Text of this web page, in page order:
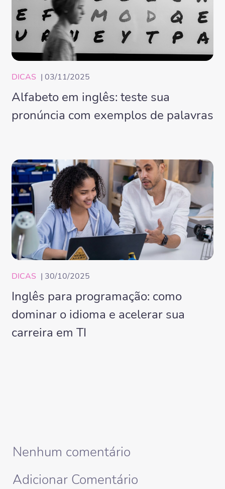
DICAS | 03/11/2025
Alfabeto em inglês: teste sua
pronúncia com exemplos de palavras
DICAS | 30/10/2025
Inglês para programação: como
dominar o idioma e acelerar sua
carreira em TI
Nenhum comentário
Adicionar Comentário